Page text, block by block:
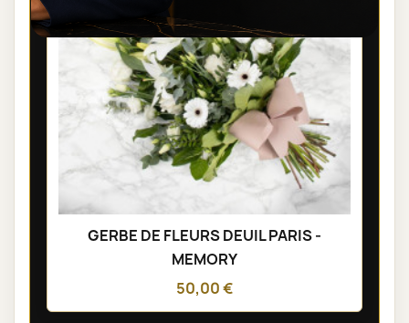
GERBE DE FLEURS DEUIL PARIS -
MEMORY
50,00 €